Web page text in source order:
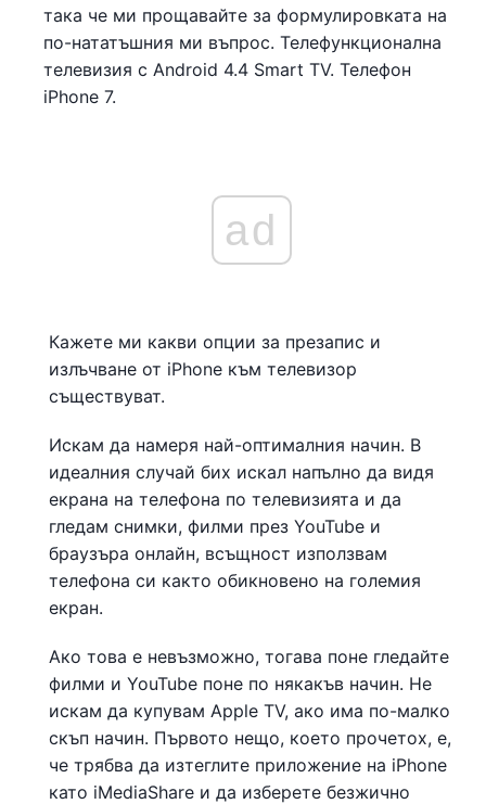
така че ми прощавайте за формулировката на
по-нататъшния ми въпрос. Телефункционална
телевизия с Android 4.4 Smart TV. Телефон
iPhone 7.
ad
Кажете ми какви опции за презапис и
излъчване от iPhone към телевизор
съществуват.
Искам да намеря най-оптималния начин. В
идеалния случай бих искал напълно да видя
екрана на телефона по телевизията и да
гледам снимки, филми през YouTube и
браузъра онлайн, всъщност използвам
телефона си както обикновено на големия
екран.
Ако това е невъзможно, тогава поне гледайте
филми и YouTube поне по някакъв начин. Не
искам да купувам Apple TV, ако има по-малко
скъп начин. Първото нещо, което прочетох, е,
че трябва да изтеглите приложение на iPhone
като iMediaShare и да изберете безжично